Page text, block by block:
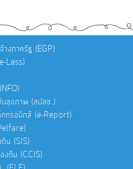
งภาครัฐ (EGP)
Lass)
นสุขภาพ (สปสช.)
กทรอนิกส์ (e-Report)
น (SIS)
งถิ่น (CCIS)